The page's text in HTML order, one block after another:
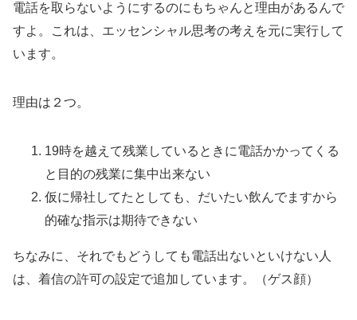
電話を取らないようにするのにもちゃんと理由があるんで
すよ。これは、エッセンシャル思考の考えを元に実行して
います。
理由は２つ。
19時を越えて残業しているときに電話かかってくる
と目的の残業に集中出来ない
仮に帰社してたとしても、 だいたい飲んでますから
的確な指示は期待できない
ちなみに、それでもどうしても電話出ないといけない人
は、着信の許可の設定で追加しています。（ゲス顔）